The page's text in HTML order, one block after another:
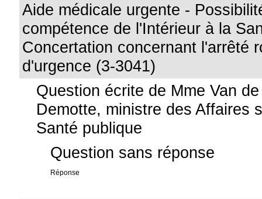
Aide médicale urgente -
compétence de l'Intérieur à la
Concertation concernant l'arrêté
d'urgence (3-3041)
Question écrite de Mme Van
Demotte, ministre des Affaires
Santé publique
Question sans réponse
Réponse